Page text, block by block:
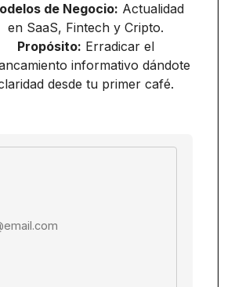
de Negocio: Actualidad
en SaaS, Fintech y Cripto.
Propósito: Erradicar el
informativo dándote
desde tu primer café.